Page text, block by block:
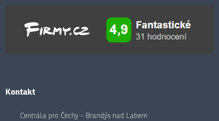
Kontakt
Centrála pro Čechy - Brandýs nad Labem